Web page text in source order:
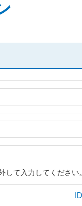
て入力してください。